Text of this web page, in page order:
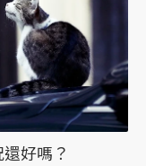
好嗎？